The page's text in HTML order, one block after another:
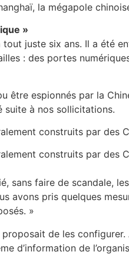
la mégapole
»
juste six ans. Il a été
: des portes
être espionnés par la
suite à nos sollicitations.
construits par des
construits par des
faire de scandale,
avons pris quelques
»
de les
d’information de